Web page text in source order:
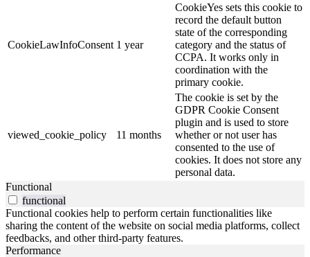
CookieLawInfoConsent 1 year
CookieYes sets this cookie to
record the default button
state of the corresponding
category and the status of
CCPA. It works only in
coordination with the
primary cookie.
viewed_cookie_policy 11 months
The cookie is set by the
GDPR Cookie Consent
plugin and is used to store
whether or not user has
consented to the use of
cookies. It does not store any
personal data.
Functional
functional
Functional cookies help to perform certain functionalities like
sharing the content of the website on social media platforms, collect
feedbacks, and other third-party features.
Performance